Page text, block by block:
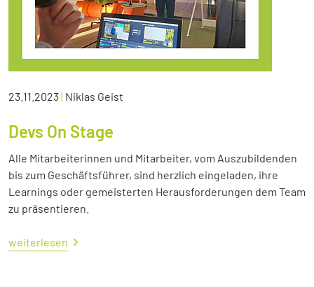
23.11.2023| Niklas Geist
Devs On Stage
Alle Mitarbeiterinnen und Mitarbeiter, vom Auszubildenden
bis zum Geschäftsführer, sind herzlich eingeladen, ihre
Learnings oder gemeisterten Herausforderungen dem Team
zu präsentieren.
weiterlesen